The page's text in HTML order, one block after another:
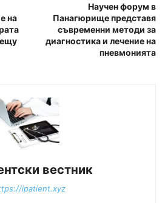
на
Научен форум в
Панагюрище представя
съвременни методи за
диагностика и лечение на
пневмонията
вестник
ipatient.xyz